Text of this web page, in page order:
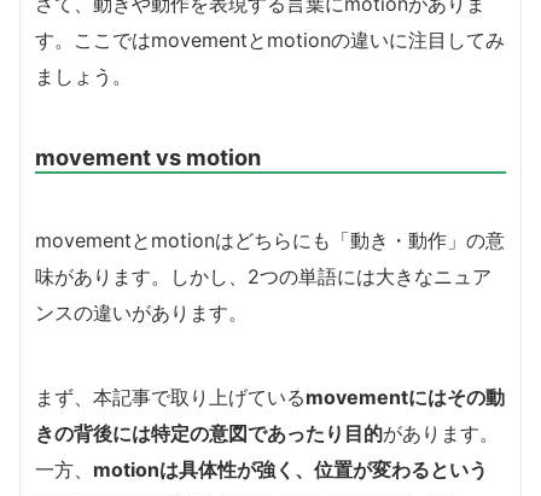
す。ここではmovementとmotionの違いに注目してみ
ましょう。
movement vs motion
movementとmotionはどちらにも「動き・動作」の意
味があります。しかし、2つの単語には大きなニュア
ンスの違いがあります。
まず、本記事で取り上げているmovementにはその動
きの背後には特定の意図であったり目的があります。
一方、 motionは具体性が強く、位置が変わるという